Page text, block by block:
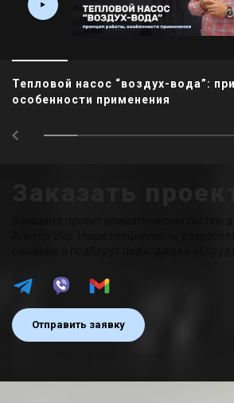
Тепловой насос “воздух-вода”:
особенности применения
Отправить заявку